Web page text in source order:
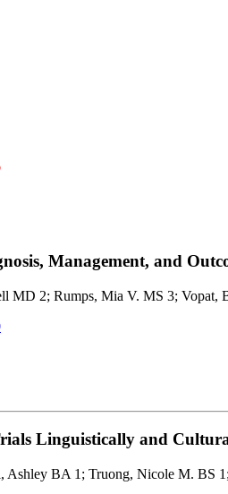
Management, and
MD 2; Rumps, Mia V. MS 3;
Linguistically and
Ashley BA 1; Truong, Nicole M.